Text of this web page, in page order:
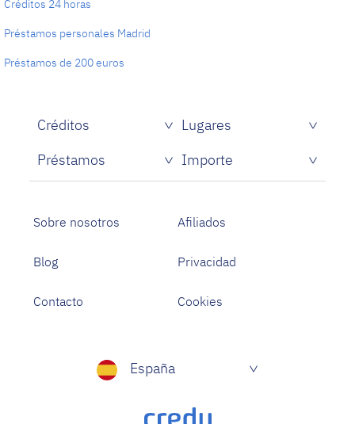
Créditos 24 horas
Préstamos personales Madrid
Préstamos de 200 euros
Créditos
Lugares
Préstamos
Importe
Sobre nosotros Afiliados
Blog Privacidad
Contacto Cookies
España